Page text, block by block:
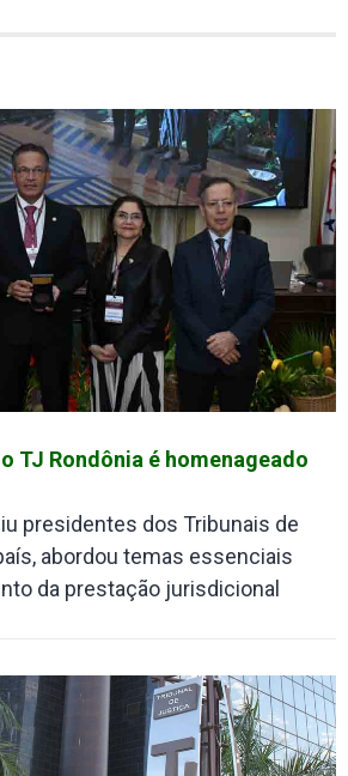
TJ Rondônia é homenageado
presidentes dos Tribunais de
abordou temas essenciais
da prestação jurisdicional